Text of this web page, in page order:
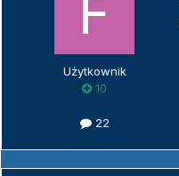
Użytkownik
10
22